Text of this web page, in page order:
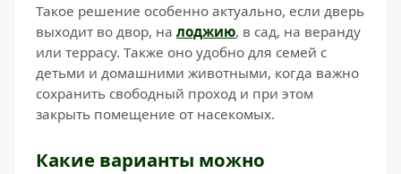
Такое решение особенно актуально, если дверь
выходит во двор, на лоджию, в сад, на веранду
или террасу. Также оно удобно для семей с
детьми и домашними животными, когда важно
сохранить свободный проход и при этом
закрыть помещение от насекомых.
Какие варианты можно